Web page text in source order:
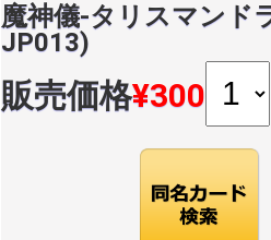
魔神儀-タリスマンド
JP013)
販売価格¥300